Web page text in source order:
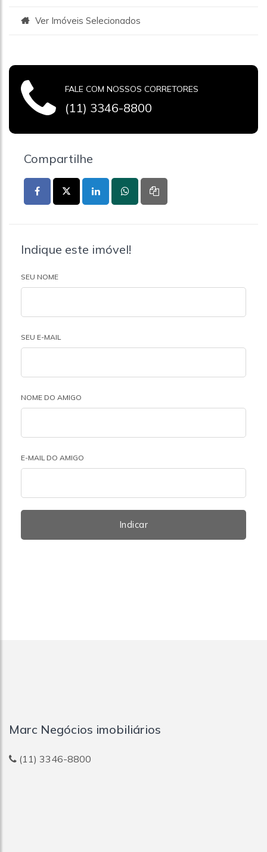
Ver Imóveis Selecionados
FALE COM NOSSOS CORRETORES
(11) 3346-8800
Compartilhe
Indique este imóvel!
SEU NOME
SEU E-MAIL
NOME DO AMIGO
E-MAIL DO AMIGO
Indicar
Marc Negócios imobiliários
(11) 3346-8800